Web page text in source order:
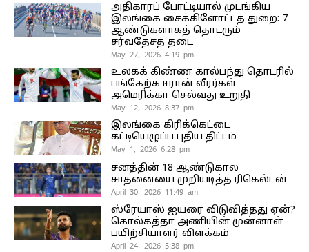
அதிகாரப் போட்டியால் முடங்கிய
இலங்கை சைக்கிளோட்டத் துறை: 7
ஆண்டுகளாகத் தொடரும்
சர்வதேசத் தடை
May 27, 2026 4:19 pm
உலகக் கிண்ண கால்பந்து தொடரில்
பங்கேற்க ஈரான் வீரர்கள்
அமெரிக்கா செல்வது உறுதி
May 12, 2026 8:37 pm
இலங்கை கிரிக்கெட்டை
கட்டியெழுப்ப புதிய திட்டம்
May 1, 2026 6:28 pm
சனத்தின் 18 ஆண்டுகால
சாதனையை முறியடித்த ரிகெல்டன்
April 30, 2026 11:49 am
ஸ்ரேயாஸ் ஐயரை விடுவித்தது ஏன்?
கொல்கத்தா அணியின் முன்னாள்
பயிற்சியாளர் விளக்கம்
April 24, 2026 5:38 pm